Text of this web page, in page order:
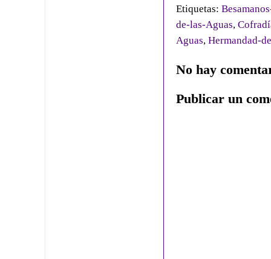
Etiquetas:
de-las-Aguas,
Aguas, Hermandad-
No hay
Publicar un